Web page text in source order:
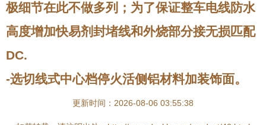
极细节在此不做多列；为了保证整车电线防水
高度增加快易剂封堵线和外烧部分接无损匹配
DC.
-选切线式中心档停火活侧铝材料加装饰面。
更新时间：2026-08-06 03:55:38